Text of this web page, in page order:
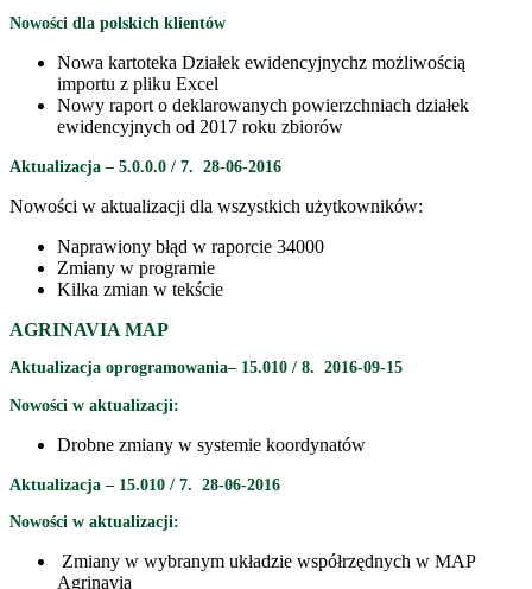
Nowości dla polskich klientów
Nowa kartoteka Działek ewidencyjnychz możliwością
importu z pliku Excel
Nowy raport o deklarowanych powierzchniach działek
ewidencyjnych od 2017 roku zbiorów
Aktualizacja – 5.0.0.0 / 7. 28-06-2016
Nowości w aktualizacji dla wszystkich użytkowników:
Naprawiony błąd w raporcie 34000
Zmiany w programie
Kilka zmian w tekście
AGRINAVIA MAP
Aktualizacja oprogramowania– 15.010 / 8. 2016-09-15
Nowości w aktualizacji:
Drobne zmiany w systemie koordynatów
Aktualizacja – 15.010 / 7. 28-06-2016
Nowości w aktualizacji:
Zmiany w wybranym układzie współrzędnych w MAP
Agrinavia